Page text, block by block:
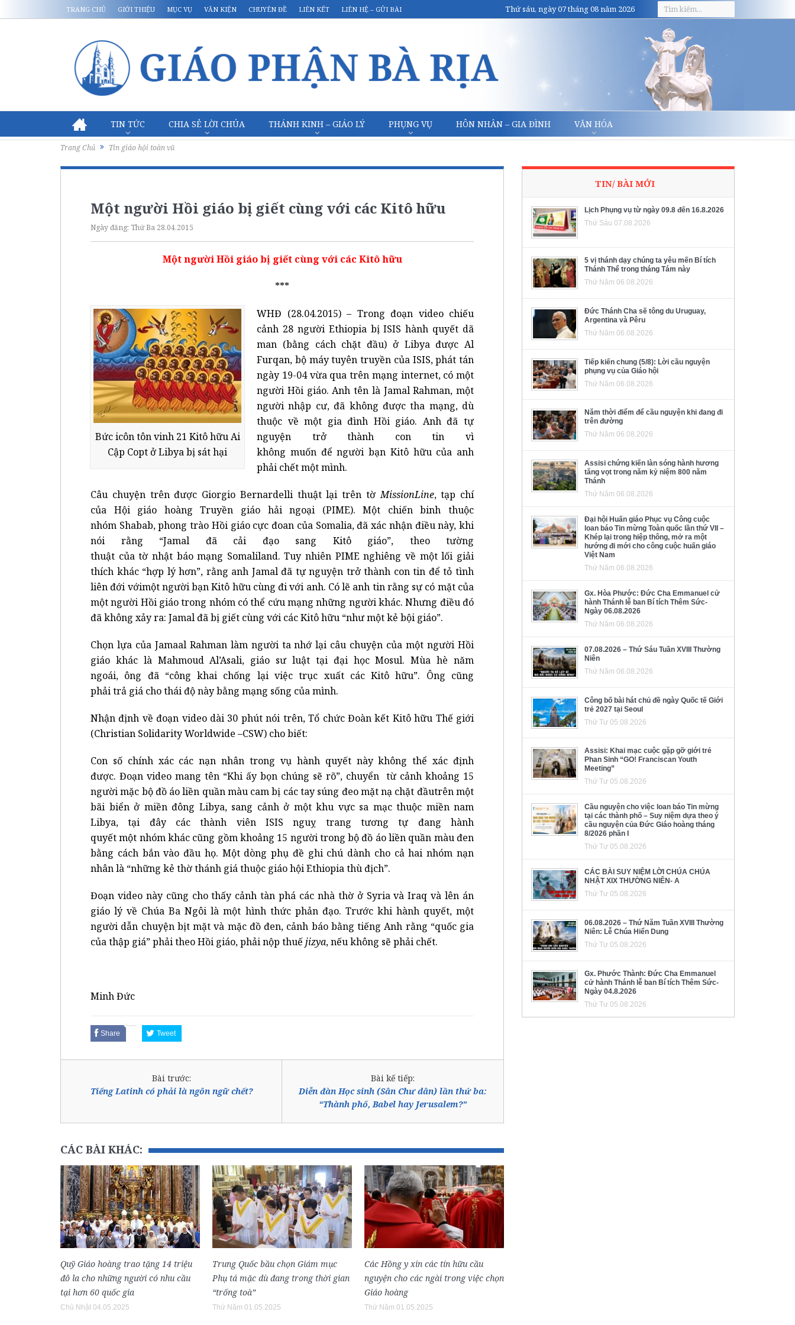
TRANG CHỦ GIỚI THIỆU MỤC VỤ VĂN KIỆN CHUYÊN ĐỀ LIÊN KẾT LIÊN HỆ – GỬI BÀI Thứ sáu, ngày 07 tháng 08 năm 2026
TIN TỨC CHIA SẺ LỜI CHÚA THÁNH KINH – GIÁO LÝ PHỤNG VỤ HÔN NHÂN – GIA ĐÌNH VĂN HÓA
Trang Chủ Tin giáo hội toàn vũ
Một người Hồi giáo bị giết cùng với các Kitô hữu
Ngày đăng: Thứ Ba 28.04.2015
Một người Hồi giáo bị giết cùng với các Kitô hữu
***
Bức icôn tôn vinh 21 Kitô hữu Ai
Cập Copt ở Libya bị sát hại
WHĐ (28.04.2015) – Trong đoạn video chiếu
cảnh 28 người Ethiopia bị ISIS hành quyết dã
man (bằng cách chặt đầu) ở Libya được Al
Furqan, bộ máy tuyên truyền của ISIS, phát tán
ngày 19-04 vừa qua trên mạng internet, có một
người Hồi giáo. Anh tên là Jamal Rahman, một
người nhập cư, đã không được tha mạng, dù
thuộc về một gia đình Hồi giáo. Anh đã tự
nguyện trở thành con tin vì
không muốn để người bạn Kitô hữu của anh
phải chết một mình.
Câu chuyện trên được Giorgio Bernardelli thuật lại trên tờMissionLine, tạp chí
của Hội giáo hoàng Truyền giáo hải ngoại (PIME). Một chiến binh thuộc
nhóm Shabab, phong trào Hồi giáo cực đoan của Somalia, đã xác nhận điều này, khi
nói rằng “Jamal đã cải đạo sang Kitô giáo”, theo tường
thuật của tờ nhật báo mạng Somaliland. Tuy nhiên PIME nghiêng về một lối giải
thích khác “hợp lý hơn”, rằng anh Jamal đã tự nguyện trở thành con tin để tỏ tình
liên đới vớimột người bạn Kitô hữu cùng đi với anh. Có lẽ anh tin rằng sự có mặt của
một người Hồi giáo trong nhóm có thể cứu mạng những người khác. Nhưng điều đó
đã không xảy ra: Jamal đã bị giết cùng với các Kitô hữu “như một kẻ bội giáo”.
Chọn lựa của Jamaal Rahman làm người ta nhớ lại câu chuyện của một người Hồi
giáo khác là Mahmoud Al’Asali, giáo sư luật tại đại học Mosul. Mùa hè năm
ngoái, ông đã “công khai chống lại việc trục xuất các Kitô hữu”. Ông cũng
phải trả giá cho thái độ này bằng mạng sống của mình.
Nhận định về đoạn video dài 30 phút nói trên, Tổ chức Đoàn kết Kitô hữu Thế giới
(Christian Solidarity Worldwide –CSW) cho biết:
Con số chính xác các nạn nhân trong vụ hành quyết này không thể xác định
được. Đoạn video mang tên “Khi ấy bọn chúng sẽ rõ”, chuyển từ cảnh khoảng 15
người mặc bộ đồ áo liền quần màu cam bị các tay súng đeo mặt nạ chặt đầutrên một
bãi biển ở miền đông Libya, sang cảnh ở một khu vực sa mạc thuộc miền nam
Libya, tại đây các thành viên ISIS nguỵ trang tương tự đang hành
quyết một nhóm khác cũng gồm khoảng 15 người trong bộ đồ áo liền quần màu đen
bằng cách bắn vào đầu họ. Một dòng phụ đề ghi chú dành cho cả hai nhóm nạn
nhân là “những kẻ thờ thánh giá thuộc giáo hội Ethiopia thù địch”.
Đoạn video này cũng cho thấy cảnh tàn phá các nhà thờ ở Syria và Iraq và lên án
giáo lý về Chúa Ba Ngôi là một hình thức phản đạo. Trước khi hành quyết, một
người dẫn chuyện bịt mặt và mặc đồ đen, cảnh báo bằng tiếng Anh rằng “quốc gia
của thập giá” phải theo Hồi giáo, phải nộp thuếjizya, nếu không sẽ phải chết.
Minh Đức
Share Tweet
Bài trước:
Tiếng Latinh có phải là ngôn ngữ chết?
Bài kế tiếp:
Diễn đàn Học sinh (Sân Chư dân) lần thứ ba:
“Thành phố, Babel hay Jerusalem?”
CÁC BÀI KHÁC:
Quỹ Giáo hoàng trao tặng 14 triệu
đô la cho những người có nhu cầu
tại hơn 60 quốc gia
Chủ Nhật 04.05.2025
Trung Quốc bầu chọn Giám mục
Phụ tá mặc dù đang trong thời gian
“trống toà”
Thứ Năm 01.05.2025
Các Hồng y xin các tín hữu cầu
nguyện cho các ngài trong việc chọn
Giáo hoàng
Thứ Năm 01.05.2025
TIN/ BÀI MỚI
Lịch Phụng vụ từ ngày 09.8 đến 16.8.2026
Thứ Sáu 07.08.2026
5 vị thánh dạy chúng ta yêu mến Bí tích
Thánh Thể trong tháng Tám này
Thứ Năm 06.08.2026
Đức Thánh Cha sẽ tông du Uruguay,
Argentina và Pêru
Thứ Năm 06.08.2026
Tiếp kiến chung (5/8): Lời cầu nguyện
phụng vụ của Giáo hội
Thứ Năm 06.08.2026
Năm thời điểm để cầu nguyện khi đang đi
trên đường
Thứ Năm 06.08.2026
Assisi chứng kiến làn sóng hành hương
tăng vọt trong năm kỷ niệm 800 năm
Thánh
Thứ Năm 06.08.2026
Đại hội Huấn giáo Phục vụ Công cuộc
loan báo Tin mừng Toàn quốc lần thứ VII –
Khép lại trong hiệp thông, mở ra một
hướng đi mới cho công cuộc huấn giáo
Việt Nam
Thứ Năm 06.08.2026
Gx. Hòa Phước: Đức Cha Emmanuel cử
hành Thánh lễ ban Bí tích Thêm Sức-
Ngày 06.08.2026
Thứ Năm 06.08.2026
07.08.2026 – Thứ Sáu Tuần XVIII Thường
Niên
Thứ Năm 06.08.2026
Công bố bài hát chủ đề ngày Quốc tế Giới
trẻ 2027 tại Seoul
Thứ Tư 05.08.2026
Assisi: Khai mạc cuộc gặp gỡ giới trẻ
Phan Sinh “GO! Franciscan Youth
Meeting”
Thứ Tư 05.08.2026
Cầu nguyện cho việc loan báo Tin mừng
tại các thành phố – Suy niệm dựa theo ý
cầu nguyện của Đức Giáo hoàng tháng
8/2026 phần I
Thứ Tư 05.08.2026
CÁC BÀI SUY NIỆM LỜI CHÚA CHÚA
NHẬT XIX THƯỜNG NIÊN- A
Thứ Tư 05.08.2026
06.08.2026 – Thứ Năm Tuần XVIII Thường
Niên: Lễ Chúa Hiển Dung
Thứ Tư 05.08.2026
Gx. Phước Thành: Đức Cha Emmanuel
cử hành Thánh lễ ban Bí tích Thêm Sức-
Ngày 04.8.2026
Thứ Tư 05.08.2026